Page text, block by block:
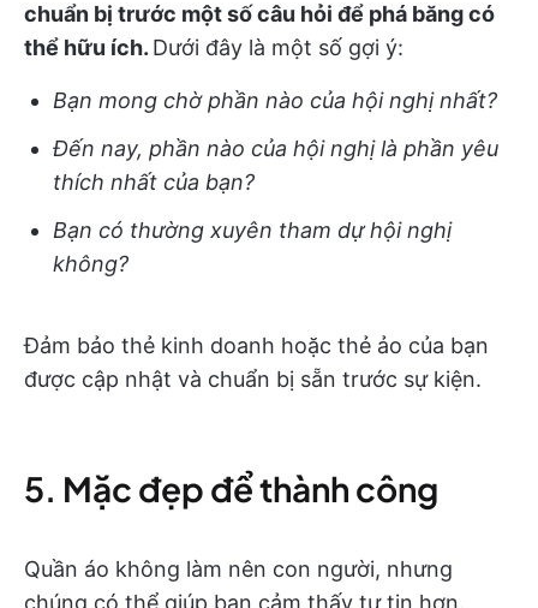
chuẩn bị trước một số câu hỏi để phá băng có
thể hữu ích. Dưới đây là một số gợi ý:
Bạn mong chờ phần nào của hội nghị nhất?
Đến nay, phần nào của hội nghị là phần yêu
thích nhất của bạn?
Bạn có thường xuyên tham dự hội nghị
không?
Đảm bảo thẻ kinh doanh hoặc thẻ ảo của bạn
được cập nhật và chuẩn bị sẵn trước sự kiện.
5. Mặc đẹp để thành công
Quần áo không làm nên con người, nhưng
chúng có thể giúp bạn cảm thấy tự tin hơn.